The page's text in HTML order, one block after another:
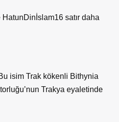
satır daha
isim Trak kökenli Bithynia
Trakya eyaletinde